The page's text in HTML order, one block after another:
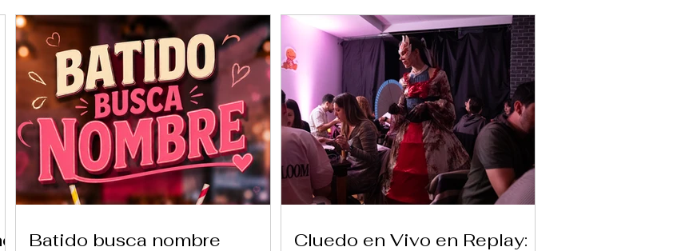
Batido busca nombre
Cluedo en Vivo en Replay: